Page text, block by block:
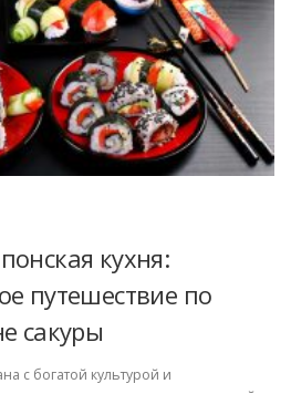
кухня:
путешествие по
сакуры
с богатой культурой и